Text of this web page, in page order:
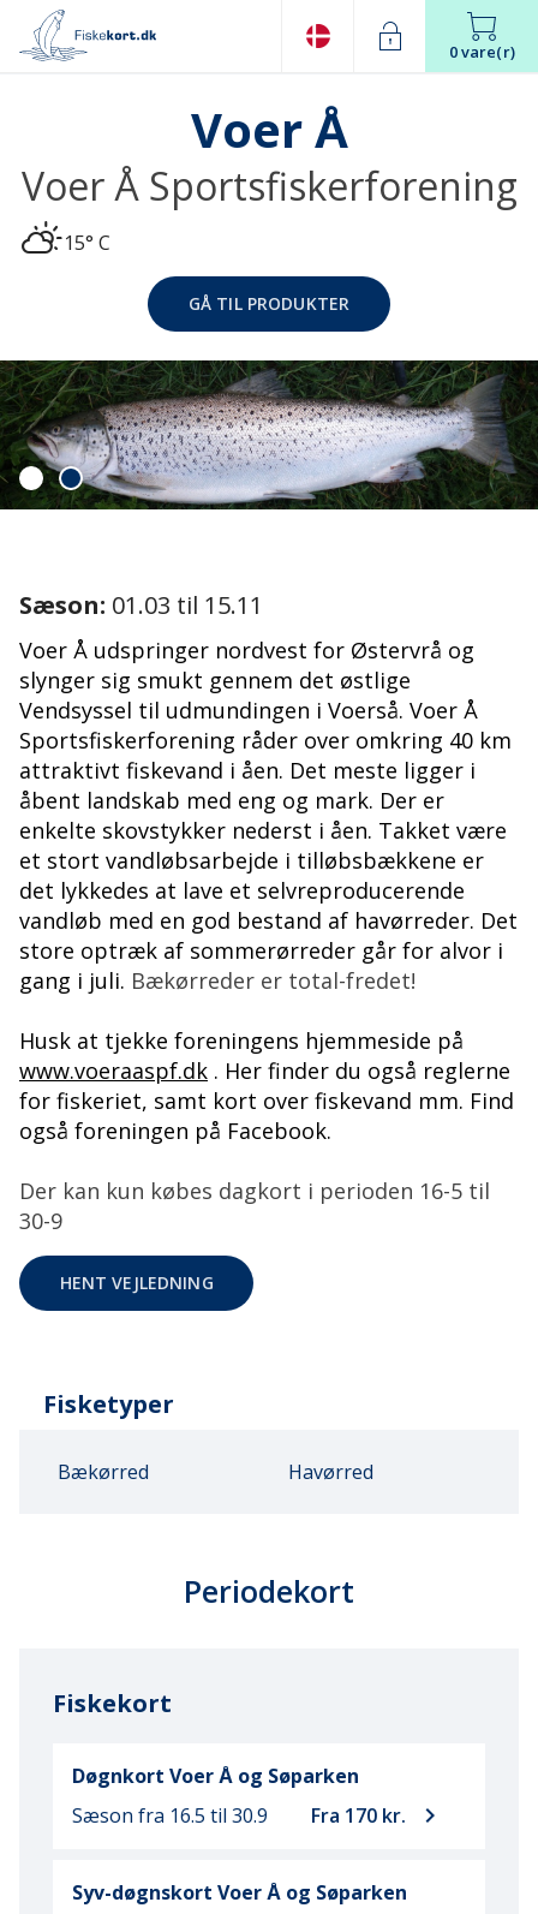
0 vare(r)
Voer Å
Voer Å Sportsfiskerforening
15° C
GÅ TIL PRODUKTER
Sæson: 01.03 til 15.11
Voer Å udspringer nordvest for Østervrå og
slynger sig smukt gennem det østlige
Vendsyssel til udmundingen i Voerså. Voer Å
Sportsfiskerforening råder over omkring 40 km
attraktivt fiskevand i åen. Det meste ligger i
åbent landskab med eng og mark. Der er
enkelte skovstykker nederst i åen. Takket være
et stort vandløbsarbejde i tilløbsbækkene er
det lykkedes at lave et selvreproducerende
vandløb med en god bestand af havørreder. Det
store optræk af sommerørreder går for alvor i
gang i juli. Bækørreder er total-fredet!
Husk at tjekke foreningens hjemmeside på
www.voeraaspf.dk . Her finder du også reglerne
for fiskeriet, samt kort over fiskevand mm. Find
også foreningen på Facebook.
Der kan kun købes dagkort i perioden 16-5 til
30-9
HENT VEJLEDNING
Fisketyper
Bækørred Havørred
Periodekort
Fiskekort
Døgnkort Voer Å og Søparken
Sæson fra 16.5 til 30.9 Fra 170 kr. keyboard_arrow_right
Syv-døgnskort Voer Å og Søparken